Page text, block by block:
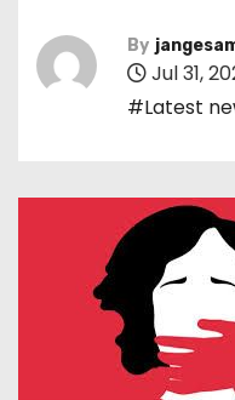
By
Jul 31,
#Latest